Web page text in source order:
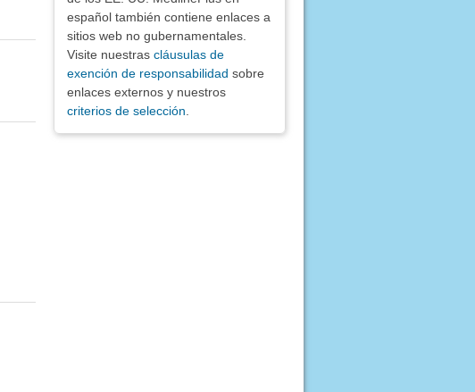
español también contiene enlaces a
sitios web no gubernamentales.
Visite nuestras cláusulas de
exención de responsabilidad sobre
enlaces externos y nuestros
criterios de selección